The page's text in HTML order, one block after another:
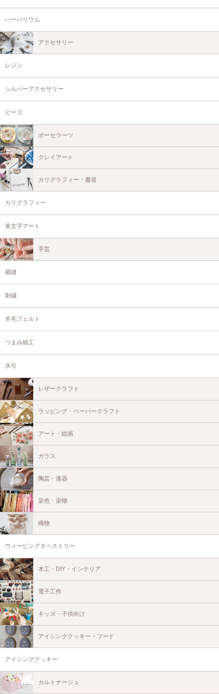
ハーバリウム
アクセサリー
レジン
シルバーアクセサリー
ビーズ
ポーセラーツ
クレイアート
カリグラフィー・書道
カリグラフィー
筆文字アート
手芸
裁縫
刺繍
羊毛フェルト
つまみ細工
水引
レザークラフト
ラッピング・ペーパークラフト
アート・絵画
ガラス
陶芸・漆器
染色・染物
織物
ウィービングタペストリー
木工・DIY・インテリア
電子工作
キッズ・子供向け
アイシングクッキー・フード
アイシングクッキー
カルトナージュ